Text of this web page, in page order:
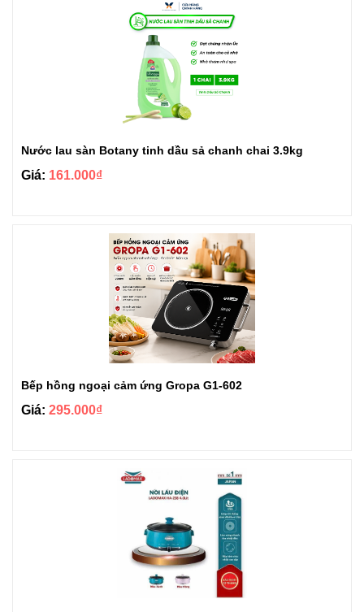
Nước lau sàn Botany tinh dầu sả chanh chai 3.9kg
Giá: 161.000₫
Bếp hồng ngoại cảm ứng Gropa G1-602
Giá: 295.000₫